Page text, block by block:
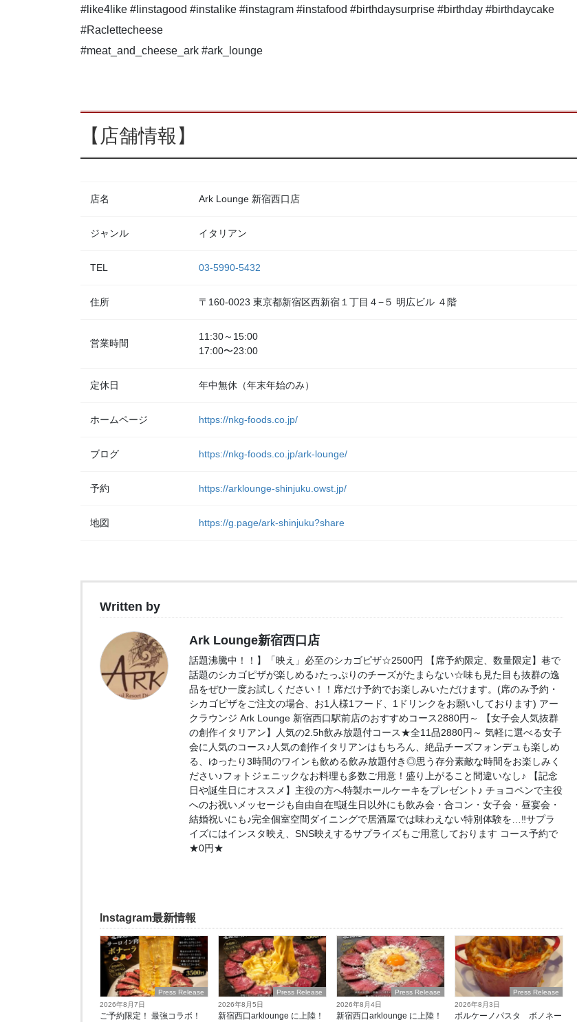
#like4like #linstagood #instalike #instagram #instafood #birthdaysurprise #birthday #birthdaycake
#Raclettecheese
#meat_and_cheese_ark #ark_lounge
【店舗情報】
店名 Ark Lounge 新宿西口店
ジャンル イタリアン
TEL 03-5990-5432
住所 〒160-0023 東京都新宿区西新宿１丁目４−５ 明広ビル ４階
営業時間
11:30～15:00
17:00〜23:00
定休日 年中無休（年末年始のみ）
ホームページ https://nkg-foods.co.jp/
ブログ https://nkg-foods.co.jp/ark-lounge/
予約 https://arklounge-shinjuku.owst.jp/
地図 https://g.page/ark-shinjuku?share
Written by
Ark Lounge新宿西口店
話題沸騰中！！】「映え」必至のシカゴピザ☆2500円 【席予約限定、数量限定】巷で
話題のシカゴピザが楽しめる♪たっぷりのチーズがたまらない☆味も見た目も抜群の逸
品をぜひ一度お試しください！！席だけ予約でお楽しみいただけます。(席のみ予約・
シカゴピザをご注文の場合、お1人様1フード、1ドリンクをお願いしております) アー
クラウンジ Ark Lounge 新宿西口駅前店のおすすめコース2880円～ 【女子会人気抜群
の創作イタリアン】人気の2.5h飲み放題付コース★全11品2880円～ 気軽に選べる女子
会に人気のコース♪人気の創作イタリアンはもちろん、絶品チーズフォンデュも楽しめ
る、ゆったり3時間のワインも飲める飲み放題付き◎思う存分素敵な時間をお楽しみく
ださい♪フォトジェニックなお料理も多数ご用意！盛り上がること間違いなし♪ 【記念
日や誕生日にオススメ】主役の方へ特製ホールケーキをプレゼント♪ チョコペンで主役
へのお祝いメッセージも自由自在‼誕生日以外にも飲み会・合コン・女子会・昼宴会・
結婚祝いにも♪完全個室空間ダイニングで居酒屋では味わえない特別体験を…‼サプラ
イズにはインスタ映え、SNS映えするサプライズもご用意しております コース予約で
★0円★
Instagram最新情報
Press Release
2026年8月7日
ご予約限定！ 最強コラボ！
Press Release
2026年8月5日
新宿西口arklounge に上陸！
Press Release
2026年8月4日
新宿西口arklounge に上陸！
Press Release
2026年8月3日
ボルケーノパスタ ボノネー